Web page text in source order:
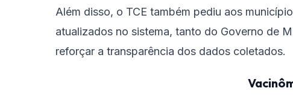
Além disso, o TCE também pediu aos
atualizados no sistema, tanto do Governo de
reforçar a transparência dos dados coletados.